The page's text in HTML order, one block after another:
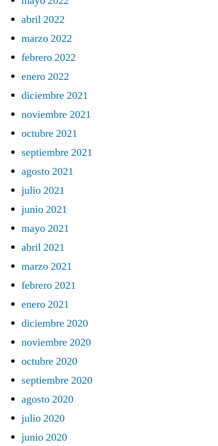
abril 2022
marzo 2022
febrero 2022
enero 2022
diciembre 2021
noviembre 2021
octubre 2021
septiembre 2021
agosto 2021
julio 2021
junio 2021
mayo 2021
abril 2021
marzo 2021
febrero 2021
enero 2021
diciembre 2020
noviembre 2020
octubre 2020
septiembre 2020
agosto 2020
julio 2020
junio 2020